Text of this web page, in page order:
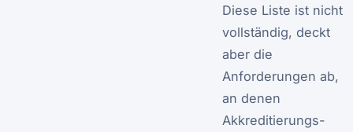
Diese Liste ist nicht
vollständig, deckt
aber die
Anforderungen ab,
an denen
Akkreditierungs-